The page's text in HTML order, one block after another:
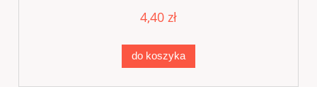
4,40 zł
do koszyka